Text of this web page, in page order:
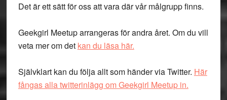
Det är ett sätt för oss att vara där vår målgrupp finns.
Geekgirl Meetup arrangeras för andra året. Om du vill
veta mer om det kan du läsa här.
Självklart kan du följa allt som händer via Twitter. Här
fångas alla twitterinlägg om Geekgirl Meetup in.